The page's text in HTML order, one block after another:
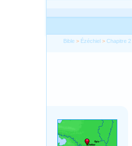
Bible > Ézéchiel >Chapitre 2